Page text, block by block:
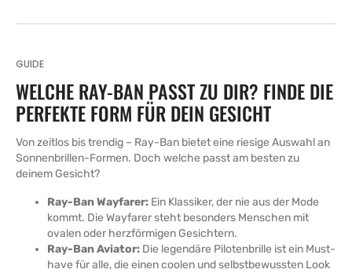
GUIDE
WELCHE RAY-BAN PASST ZU DIR? FINDE DIE
PERFEKTE FORM FÜR DEIN GESICHT
Von zeitlos bis trendig – Ray-Ban bietet eine riesige Auswahl an
Sonnenbrillen-Formen. Doch welche passt am besten zu
deinem Gesicht?
Ray-Ban Wayfarer: Ein Klassiker, der nie aus der Mode
kommt. Die Wayfarer steht besonders Menschen mit
ovalen oder herzförmigen Gesichtern.
Ray-Ban Aviator: Die legendäre Pilotenbrille ist ein Must-
have für alle, die einen coolen und selbstbewussten Look